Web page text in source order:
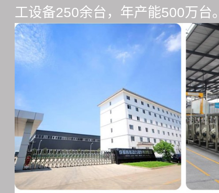
工设备250余台，年产能500万台